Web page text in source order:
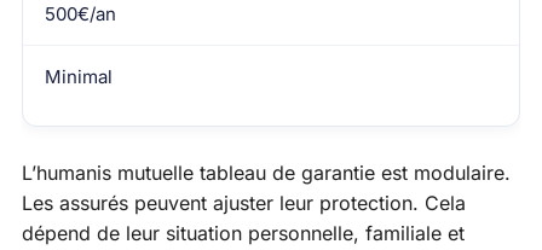
500€/an
Minimal
L’humanis mutuelle tableau de garantie est modulaire.
Les assurés peuvent ajuster leur protection. Cela
dépend de leur situation personnelle, familiale et